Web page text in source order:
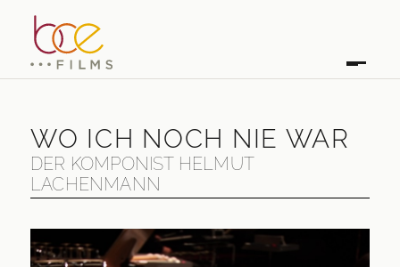
WO ICH NOCH NIE WAR
DER KOMPONIST HELMUT
LACHENMANN
WO ICH NOCH NIE WAR